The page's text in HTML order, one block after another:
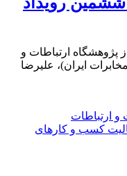
پژوهشگاه ارتباطات و
ایران)، علیرضا
و ارتباطات